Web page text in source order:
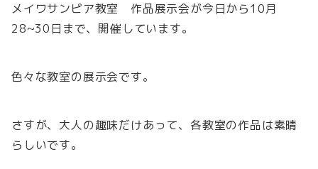
メイワサンピア教室 作品展示会が今日から10月
28~30日まで、開催しています。
色々な教室の展示会です。
さすが、大人の趣味だけあって、各教室の作品は素晴
らしいです。